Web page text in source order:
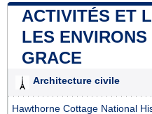
ACTIVITÉS ET
LES
GRACE
Architecture civile
Hawthorne Cottage National